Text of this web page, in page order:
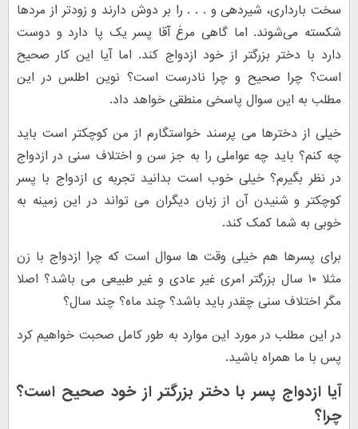
سخت بارداری، شیردهی و . . . را بر دوش دارند و زودتر از مردها
شکسته می‌شوند. اما گاهی مرغ آقا پسر یک پا دارد و دوست
دارد با دختر بزرگتر از خود ازدواج کند. اما آیا این کار صحیح
است؟ چرا صحیح و چرا نادرست است؟ نوین اطلس در این
مطلب به این سوال پاسخی منطقی خواهد داد.
خیلی از دخترها می پرسند خواستگارم از من کوچکتر است باید
چه کنم؟ باید چه عواملی را به جز سن و اختلاف سنی در ازدواج
در نظر بگیرم؟ خیلی خوب است بدانید تجربه ی ازدواج با پسر
کوچکتر و شنیدن آن از زبان دیگران می تواند در این زمینه به
خوبی به شما کمک کند.
برای پسرها هم خیلی وقت ها سوال است که چرا ازدواج با زن
مثلا ۱۰ سال بزرگتر امری غیر عادی و غیر طبیعی می باشد؟ اصلا
مگر اختلاف سنی چقدر باید باشد؟ چند ماه؟ چند سال؟
در این مطلب در مورد این موارد به طور کامل صحبت خواهیم کرد
پس با ما همراه باشید.
آیا ازدواج پسر با دختر بزرگتر از خود صحیح است؟
چرا؟